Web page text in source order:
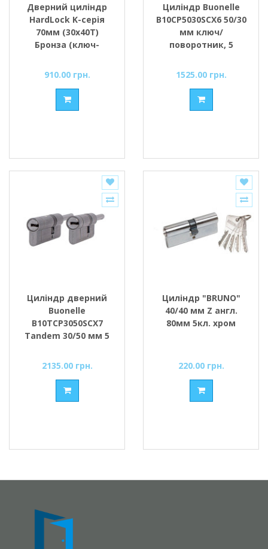
Дверний циліндр
HardLock K-серія
70мм (30х40Т)
Бронза (ключ-
910.00 грн.
Циліндр Buonellе
B10CP5030SCX6 50/30
мм ключ/
поворотник, 5
монтажний ключ,
хром матовий
1525.00 грн.
Циліндр дверний
Buonellе
B10TCP3050SCX7
Tandem 30/50 мм 5
монтажних, ключ/
шток, хром
матовий
2135.00 грн.
Циліндр "ВRUNO"
40/40 мм Z англ.
80мм 5кл. хром
220.00 грн.